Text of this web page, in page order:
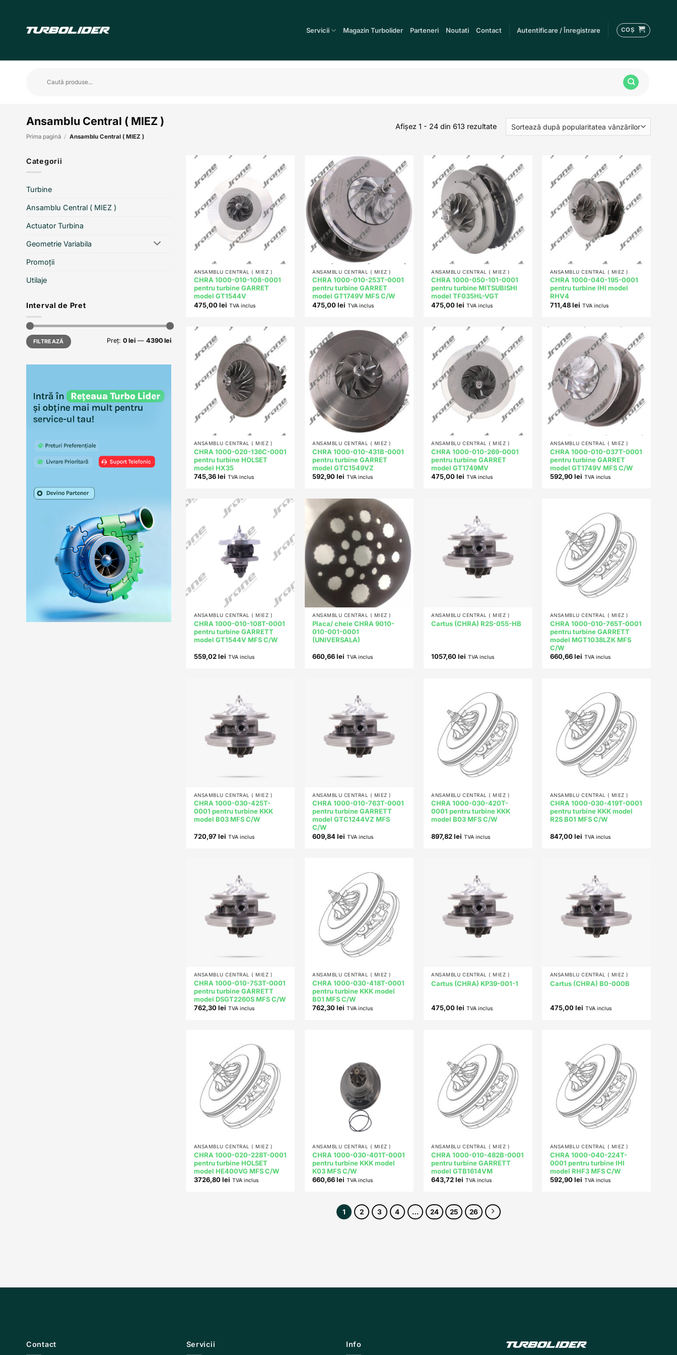
Servicii Magazin Turbolider Parteneri Noutati Contact Autentificare / Înregistrare COȘ
Ansamblu Central ( MIEZ )
Prima pagină / Ansamblu Central ( MIEZ )
Afișez 1 - 24 din 613 rezultateSortat
după
Categorii
Turbine
Ansamblu Central ( MIEZ )
Actuator Turbina
Geometrie Variabila
Promoții
Utilaje
Interval de Pret
Preț
minim
Preț
maxim
FILTREAZĂ Preț: 0 lei— 4390 lei
Add to
ANSAMBLU CENTRAL ( MIEZ )
CHRA 1000-010-108-0001
pentru turbine GARRET
model GT1544V
475,00lei TVA inclus
Add to
wishlist
ANSAMBLU CENTRAL ( MIEZ )
CHRA 1000-010-253T-0001
pentru turbine GARRET
model GT1749V MFS C/W
475,00lei TVA inclus
Add to
wishlist
ANSAMBLU CENTRAL ( MIEZ )
CHRA 1000-050-101-0001
pentru turbine MITSUBISHI
model TF035HL-VGT
475,00lei TVA inclus
Add to
ANSAMBLU CENTRAL ( MIEZ )
CHRA 1000-040-195-0001
pentru turbine IHI model
RHV4
711,48lei TVA inclus
Add to
ANSAMBLU CENTRAL ( MIEZ )
CHRA 1000-020-136C-0001
pentru turbine HOLSET
model HX35
745,36lei TVA inclus
Add to
wishlist
ANSAMBLU CENTRAL ( MIEZ )
CHRA 1000-010-431B-0001
pentru turbine GARRET
model GTC1549VZ
592,90lei TVA inclus
Add to
wishlist
ANSAMBLU CENTRAL ( MIEZ )
CHRA 1000-010-269-0001
pentru turbine GARRET
model GT1749MV
475,00lei TVA inclus
Add to
wishlist
ANSAMBLU CENTRAL ( MIEZ )
CHRA 1000-010-037T-0001
pentru turbine GARRET
model GT1749V MFS C/W
592,90lei TVA inclus
ANSAMBLU CENTRAL ( MIEZ )
CHRA 1000-010-108T-0001
pentru turbine GARRETT
model GT1544V MFS C/W
559,02lei TVA inclus
Add to
wishlist
ANSAMBLU CENTRAL ( MIEZ )
Placa/ cheie CHRA 9010-
010-001-0001
(UNIVERSALA)
660,66lei TVA inclus
ANSAMBLU CENTRAL ( MIEZ )
Cartus (CHRA) R2S-055-HB
1057,60lei TVA inclus
ANSAMBLU CENTRAL ( MIEZ )
CHRA 1000-010-765T-0001
pentru turbine GARRETT
model MGT1038LZK MFS
C/W
660,66lei TVA inclus
ANSAMBLU CENTRAL ( MIEZ )
CHRA 1000-030-425T-
0001 pentru turbine KKK
model B03 MFS C/W
720,97 lei TVA inclus
ANSAMBLU CENTRAL ( MIEZ )
CHRA 1000-010-763T-0001
pentru turbine GARRETT
model GTC1244VZ MFS
C/W
609,84lei TVA inclus
wishlist
ANSAMBLU CENTRAL ( MIEZ )
CHRA 1000-030-420T-
0001 pentru turbine KKK
model B03 MFS C/W
897,82lei TVA inclus
wishlist
ANSAMBLU CENTRAL ( MIEZ )
CHRA 1000-030-419T-0001
pentru turbine KKK model
R2S B01 MFS C/W
847,00lei TVA inclus
ANSAMBLU CENTRAL ( MIEZ )
CHRA 1000-010-753T-0001
pentru turbine GARRETT
model DSGT2260S MFS C/W
762,30lei TVA inclus
wishlist
ANSAMBLU CENTRAL ( MIEZ )
CHRA 1000-030-418T-0001
pentru turbine KKK model
B01 MFS C/W
762,30lei TVA inclus
ANSAMBLU CENTRAL ( MIEZ )
Cartus (CHRA) KP39-001-1
475,00lei TVA inclus
ANSAMBLU CENTRAL ( MIEZ )
Cartus (CHRA) B0-000B
475,00lei TVA inclus
ANSAMBLU CENTRAL ( MIEZ )
CHRA 1000-020-228T-0001
pentru turbine HOLSET
model HE400VG MFS C/W
3726,80lei TVA inclus
ANSAMBLU CENTRAL ( MIEZ )
CHRA 1000-030-401T-0001
pentru turbine KKK model
K03 MFS C/W
660,66lei TVA inclus
wishlist
ANSAMBLU CENTRAL ( MIEZ )
CHRA 1000-010-482B-0001
pentru turbine GARRETT
model GTB1614VM
643,72lei TVA inclus
ANSAMBLU CENTRAL ( MIEZ )
CHRA 1000-040-224T-
0001 pentru turbine IHI
model RHF3 MFS C/W
592,90lei TVA inclus
1 2 3 4 … 24 25 26
Contact Servicii Info